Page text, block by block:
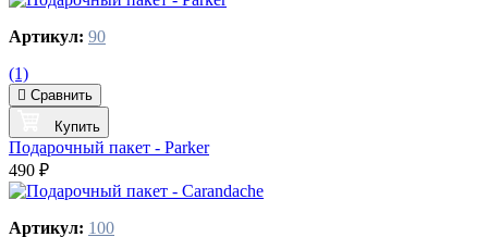
Артикул: 90
(1)
Сравнить
Купить
Подарочный пакет - Parker
490 ₽
Артикул: 100